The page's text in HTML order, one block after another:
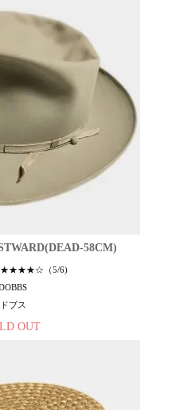
58CM)
（5/6)
ドブス
OUT